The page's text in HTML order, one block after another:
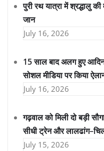
पुरी रथ यात्रा में श्रद्धालु
जान
July 16, 2026
15 साल बाद अलग हुए
सोशल मीडिया पर किया
July 16, 2026
गढ़वाल को मिली दो बड़ी
सीधी ट्रेन और
July 15, 2026